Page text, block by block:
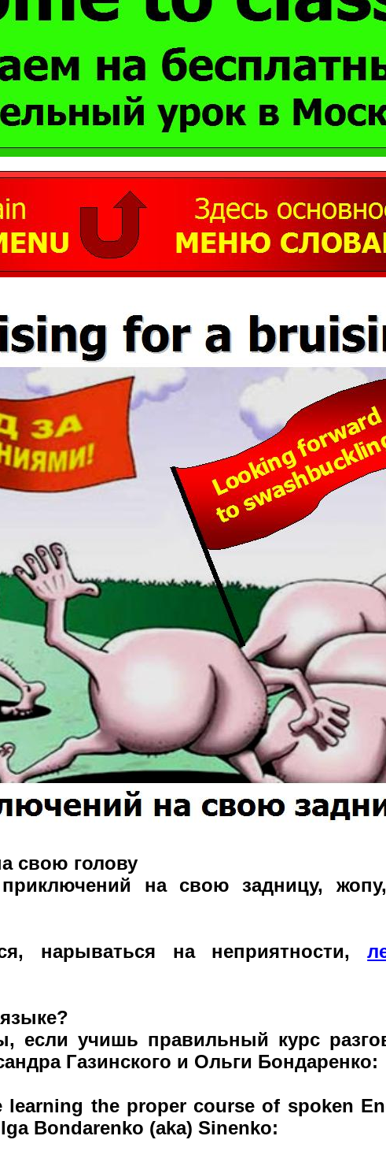
свою голову
приключений на свою задницу,
нарываться на неприятности,
если учишь правильный курс
Газинского и Ольги Бондаренко:
learning the proper course of spoken
Bondarenko (aka) Sinenko: